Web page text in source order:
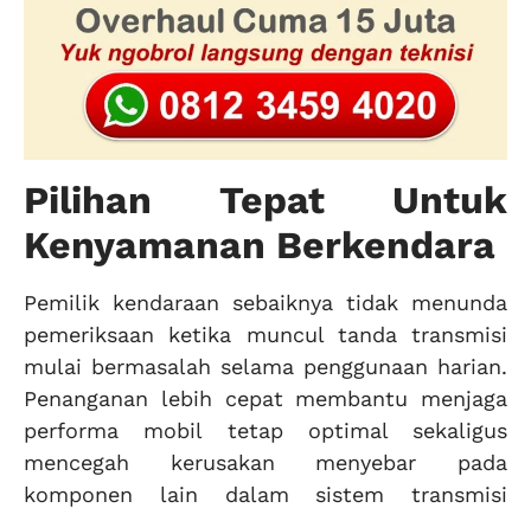
Pilihan Tepat Untuk
Kenyamanan Berkendara
Pemilik kendaraan sebaiknya tidak menunda
pemeriksaan ketika muncul tanda transmisi
mulai bermasalah selama penggunaan harian.
Penanganan lebih cepat membantu menjaga
performa mobil tetap optimal sekaligus
mencegah kerusakan menyebar pada
komponen lain dalam sistem transmisi